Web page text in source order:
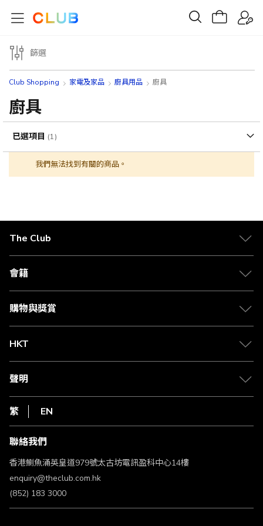
Club Shopping 家電及家品 廚具用品 廚具
廚具
我們無法找到有關的商品。
篩選
已選項目
The Club
關於 The Club
合作夥伴
媒體中心
會籍
會籍及專屬禮遇
賺取積分
購物與獎賞
物流與配送
Club Shopping 商品領取站
常見問題
HKT
csl.
1010
HKT
聲明
私隱聲明
使用條款
條款及細則
不歧視及不騷擾聲明
認可牌照及通告
繁 EN
聯絡我們
香港鰂魚涌英皇道979號太古坊電訊盈科中心14樓
enquiry@theclub.com.hk
(852) 183 3000